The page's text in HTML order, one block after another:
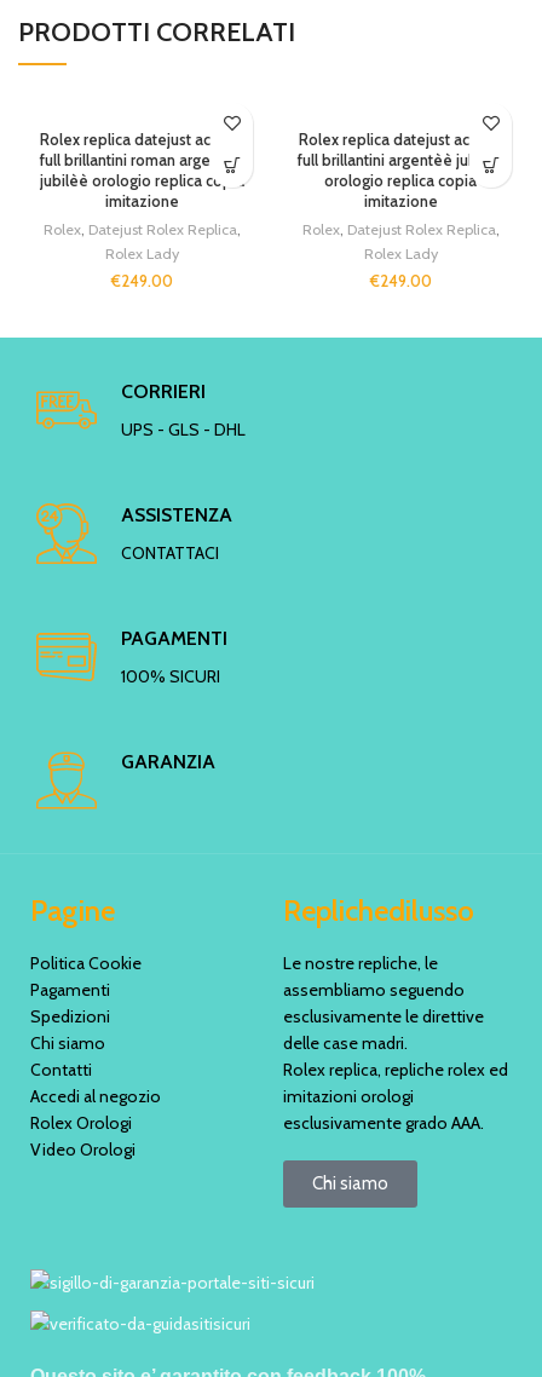
PRODOTTI CORRELATI
Rolex replica datejust acciaio
full brillantini roman argentèè
jubilèè orologio replica copia
imitazione
Rolex, Datejust Rolex Replica
Rolex Lady
€249.00
Rolex replica datejust acciaio
full brillantini argentèè jubilèè
orologio replica copia
imitazione
Rolex, Datejust Rolex Replica
Rolex Lady
€249.00
CORRIERI
UPS - GLS - DHL
ASSISTENZA
CONTATTACI
PAGAMENTI
100% SICURI
GARANZIA
Pagine
Politica Cookie
Pagamenti
Spedizioni
Chi siamo
Contatti
Accedi al negozio
Rolex Orologi
Video Orologi
Replichedilusso
Le nostre repliche, le
assembliamo seguendo
esclusivamente le direttive
delle case madri.
Rolex replica, repliche rolex ed
imitazioni orologi
esclusivamente grado AAA.
Chi siamo